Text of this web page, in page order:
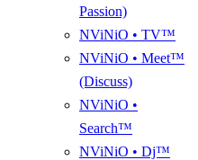
Passion)
NViNiO • TV™
NViNiO • Meet™
(Discuss)
NViNiO •
Search™
NViNiO • Dj™